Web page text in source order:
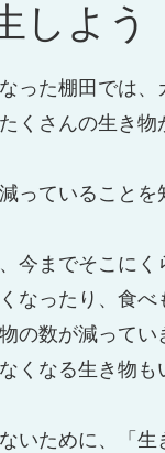
しよう
った棚田では、
くさんの生き物
っていることを
今までそこにく
なったり、食べ
の数が減ってい
くなる生き物も
いために、「生